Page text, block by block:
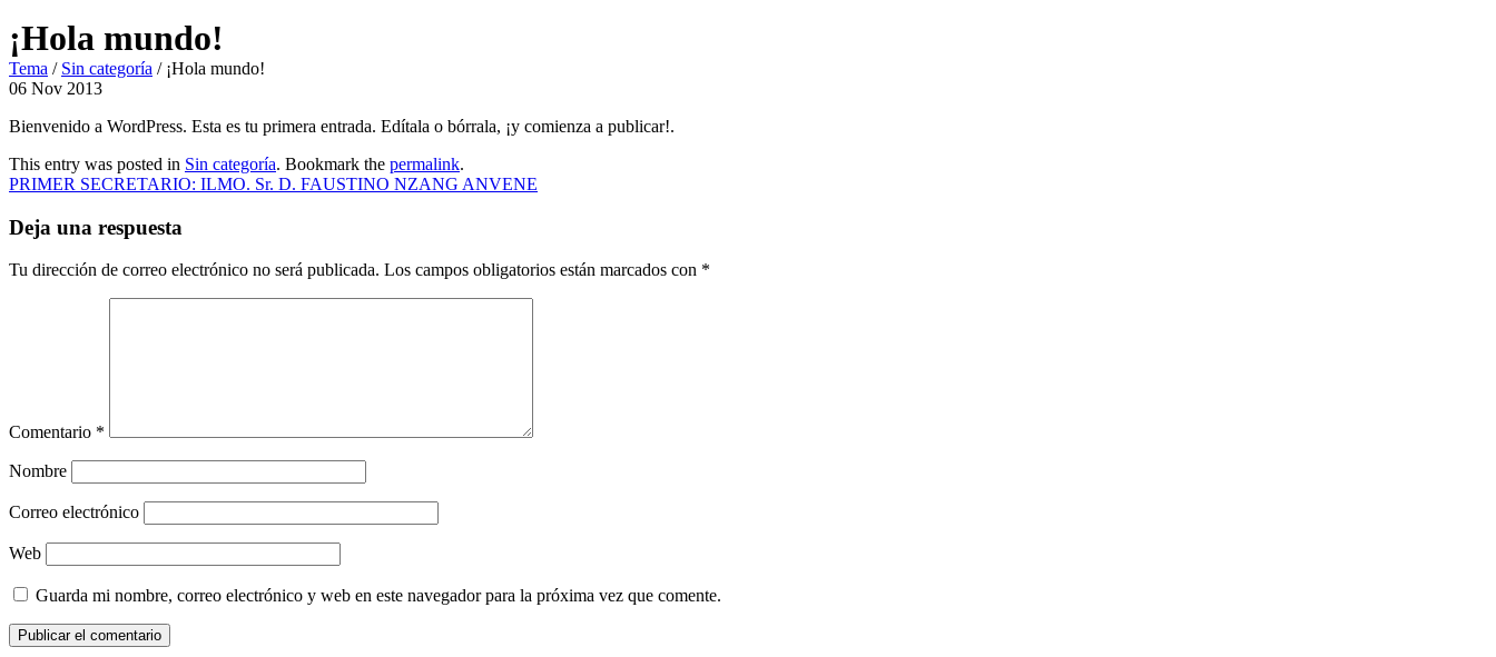
¡Hola mundo!
Tema / Sin categoría / ¡Hola mundo!
06 Nov 2013
Bienvenido a WordPress. Esta es tu primera entrada. Edítala o bórrala, ¡y comienza a publicar!.
This entry was posted in Sin categoría. Bookmark the permalink.
PRIMER SECRETARIO: ILMO. Sr. D. FAUSTINO NZANG ANVENE
Deja una respuesta
Tu dirección de correo electrónico no será publicada. Los campos obligatorios están marcados con *
Comentario *
Nombre
Correo electrónico
Web
Guarda mi nombre, correo electrónico y web en este navegador para la próxima vez que comente.